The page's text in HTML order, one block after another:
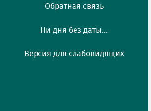
Обратная связь
Ни дня без даты...
Версия для слабовидящих